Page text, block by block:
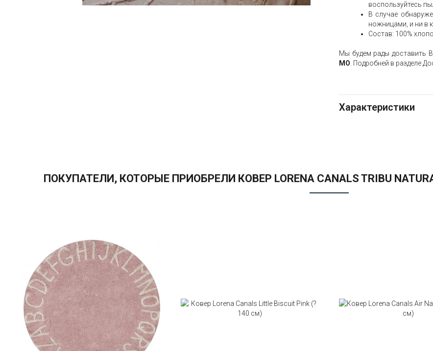
воспользуйтесь
В случае
ножницами, и ни в
Состав: 100%
Мы будем рады доставить
МО . Подробней в разделе
Характеристики
ПОКУПАТЕЛИ, КОТОРЫЕ ПРИОБРЕЛИ КОВЕР LORENA CANALS TRIBU